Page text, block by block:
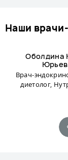
наши
Оболдина
Врач-
диетолог,